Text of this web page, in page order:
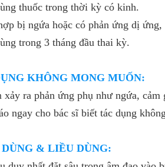
thuốc trong thời kỳ có kinh.
bị ngứa hoặc có phản ứng dị ứng,
trong 3 tháng đầu thai kỳ.
KHÔNG MONG MUỐN:
xảy ra phản ứng phụ như ngứa, cảm
ngay cho bác sĩ biết tác dụng
DÙNG & LIỀU DÙNG: